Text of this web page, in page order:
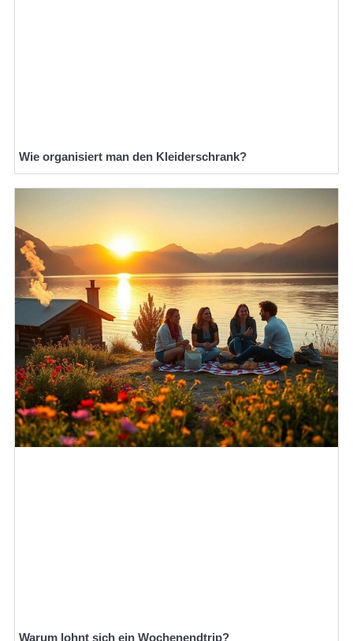
Wie organisiert man den Kleiderschrank?
Warum lohnt sich ein Wochenendtrip?